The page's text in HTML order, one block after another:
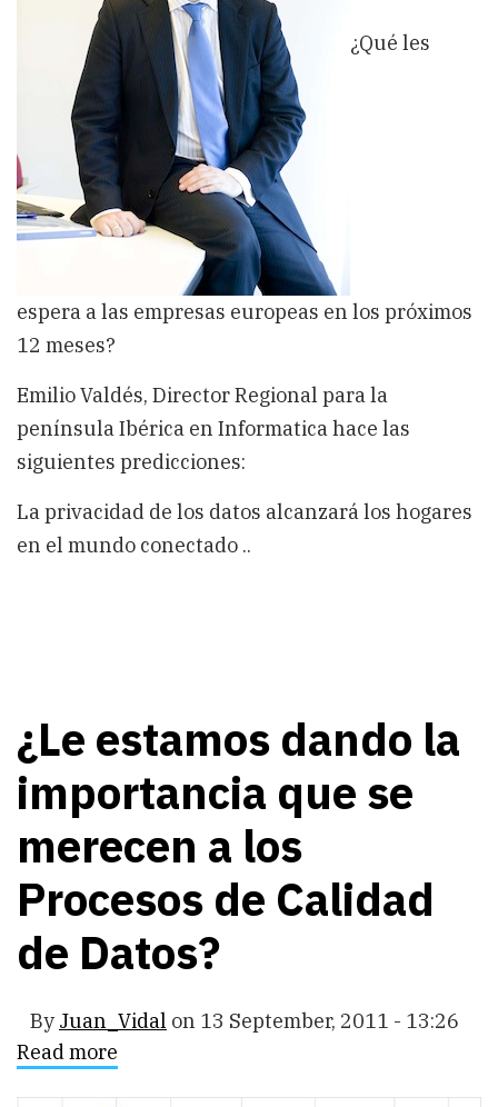
¿Qué les
espera a las empresas europeas en los próximos
12 meses?
Emilio Valdés, Director Regional para la
península Ibérica en Informatica hace las
siguientes predicciones:
La privacidad de los datos alcanzará los hogares
en el mundo conectado ..
¿Le estamos dando la
importancia que se
merecen a los
Procesos de Calidad
de Datos?
By Juan_Vidal on 13 September, 2011 - 13:26
Read more
estamos